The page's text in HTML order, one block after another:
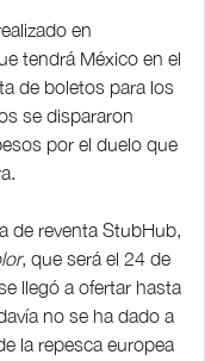
en
tendrá México en el
de boletos para los
se dispararon
por el duelo que
de reventa StubHub,
, que será el 24 de
llegó a ofertar hasta
no se ha dado a
la repesca europea